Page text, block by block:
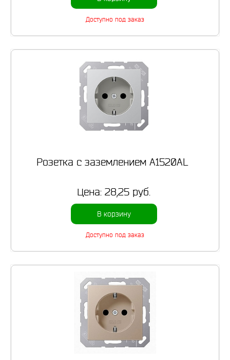
Доступно под заказ
Розетка с заземлением A1520AL
Цена: 28,25 руб.
В корзину
Доступно под заказ